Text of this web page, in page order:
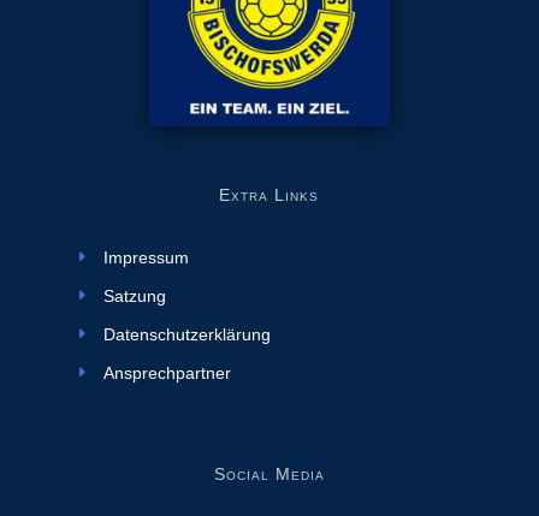
Extra Links
Impressum
Satzung
Datenschutzerklärung
Ansprechpartner
Social Media